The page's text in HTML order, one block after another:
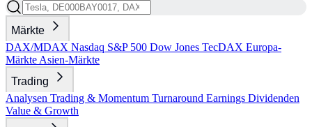
Märkte
DAX/MDAX Nasdaq S&P 500 Dow Jones TecDAX Europa-
Märkte Asien-Märkte
Trading
Analysen Trading & Momentum Turnaround Earnings Dividenden
Value & Growth